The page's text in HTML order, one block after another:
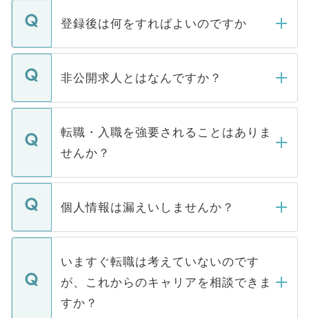
登録後は何をすればよいのですか
ご登録いただきましたら、弊社担当者がご
登録内容を確認し、その後メールもしくは
ます。通常、5営業日以内にはご連絡をせて
いただきますので、しばらくお待ちくださ
非公開求人とはなんですか？
マイナビDOCTORで取り扱っている求人の
うち約3割は、Webサイトからご覧いただ
けない「非公開求人」です。非公開求人は
下記の理由によって、一般には公開してい
ません。
■応募殺到を避けるため 人気のある医療機
関を公にしてしまうと、応募が殺到する場
に、医療機関が求める条件に合った人材の
みを人材紹介会社に依頼するケースが増え
ています。
転職・入職を強要されることはありま
せんか？
転職・入職を強要することは一切ありませ
ん。また、仮に応募先から内定をいただい
定を承諾する必要はありません。内定先へ
の辞退の連絡はキャリアパートナーが行い
個人情報は漏えいしませんか？
個人情報が漏えいすることはありませんの
で、ご安心ください。当サイトからの登録
などで収集したご登録者様の個人情報は、
ご本人のキャリアアップおよび転職活動の
支援を目的に使用いたします。お預かりし
いますぐ転職は考えていないのです
が、これからのキャリアを相談できま
すか？